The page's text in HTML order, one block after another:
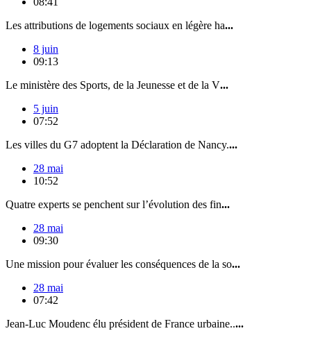
Les attributions de logements sociaux en légère ha...
8 juin
09:13
Le ministère des Sports, de la Jeunesse et de la V...
5 juin
07:52
Les villes du G7 adoptent la Déclaration de Nancy....
28 mai
10:52
Quatre experts se penchent sur l’évolution des fin...
28 mai
09:30
Une mission pour évaluer les conséquences de la so...
28 mai
07:42
Jean-Luc Moudenc élu président de France urbaine.....